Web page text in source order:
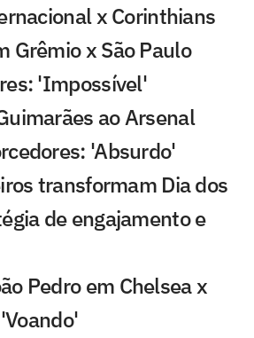
x Corinthians
Grêmio x São Paulo
'Impossível'
ao Arsenal
'Absurdo'
transformam Dia dos
de engajamento e
Pedro em Chelsea x